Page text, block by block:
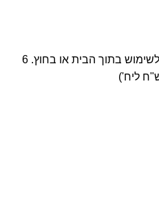
תחנות פתיון לקטילת נמלים. לשימוש בתוך הבית או בחוץ. 6